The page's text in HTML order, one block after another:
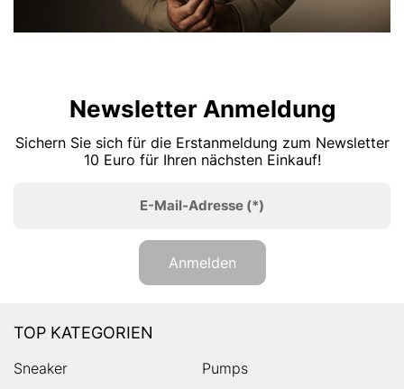
Newsletter Anmeldung
Sichern Sie sich für die Erstanmeldung zum Newsletter
10 Euro für Ihren nächsten Einkauf!
E-Mail-Adresse (*)
Anmelden
TOP KATEGORIEN
Sneaker
Pumps